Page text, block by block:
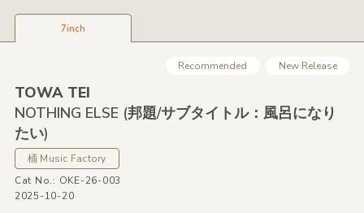
7inch
Recommended New Release
TOWA TEI
NOTHING ELSE (邦題/サブタイトル：風呂になり
たい)
桶 Music Factory
Cat No.: OKE-26-003
2025-10-20